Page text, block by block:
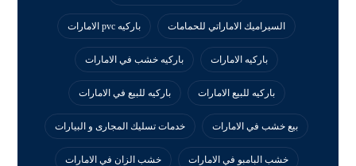
السيراميك الاماراتي للحمامات باركيه pvc الامارات
باركيه الامارات باركيه خشب في الامارات
باركيه للبيع الامارات باركيه للبيع في الامارات
بيع خشب في الامارات خدمات تسليك المجارى و البيارات
خشب البامبو في الامارات خشب الزان في الامارات